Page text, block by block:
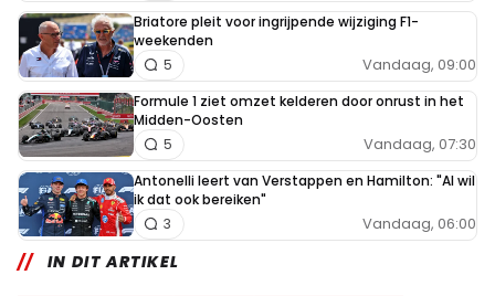
Briatore pleit voor ingrijpende wijziging F1-
weekenden
Vandaag, 09:00
5
Formule 1 ziet omzet kelderen door onrust in het
Midden-Oosten
Vandaag, 07:30
5
Antonelli leert van Verstappen en Hamilton: "Al wil
ik dat ook bereiken"
Vandaag, 06:00
3
IN DIT ARTIKEL